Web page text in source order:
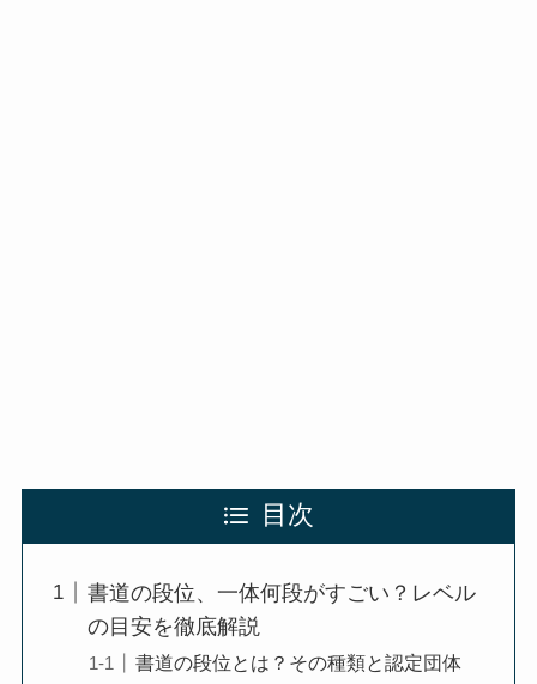
目次
書道の段位、一体何段がすごい？レベル
の目安を徹底解説
書道の段位とは？その種類と認定団体